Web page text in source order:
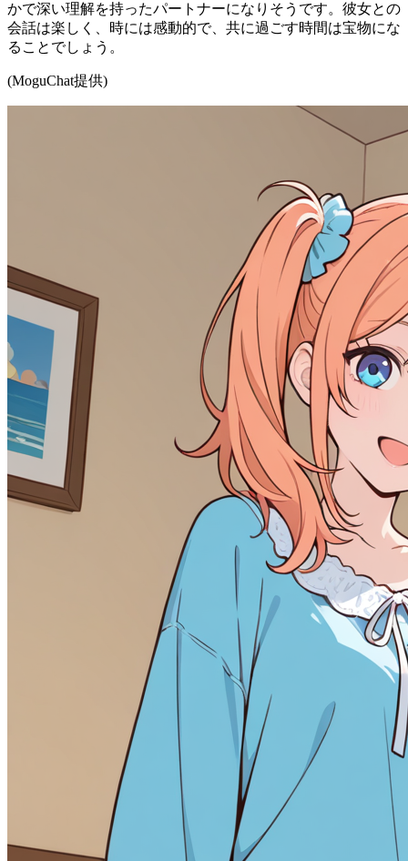
かで深い理解を持ったパートナーになりそうです。彼女との
会話は楽しく、時には感動的で、共に過ごす時間は宝物にな
ることでしょう。
(MoguChat提供)